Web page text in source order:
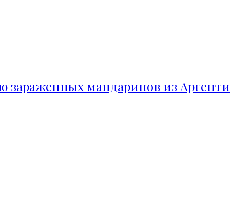
зараженных мандаринов из